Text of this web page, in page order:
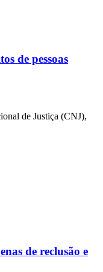
de pessoas
de Justiça (CNJ),
de reclusão e